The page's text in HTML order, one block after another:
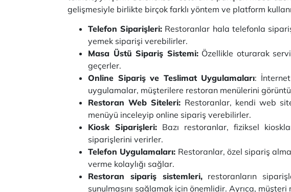
gelişmesiyle birlikte birçok farklı yöntem ve platform
Telefon Siparişleri: Restoranlar hala telefonla
yemek siparişi verebilirler.
Masa Üstü Sipariş Sistemi:Özellikle oturarak
geçerler.
Online Sipariş ve Teslimat Uygulamaları:
uygulamalar, müşterilere restoran menülerini
Restoran Web Siteleri: Restoranlar, kendi web
menüyü inceleyip online sipariş verebilirler.
Kiosk Siparişleri: Bazı restoranlar, fiziksel
siparişlerini verirler.
Telefon Uygulamaları: Restoranlar, özel sipariş
verme kolaylığı sağlar.
Restoran sipariş sistemleri,restoranların
sunulmasını sağlamak için önemlidir. Ayrıca,